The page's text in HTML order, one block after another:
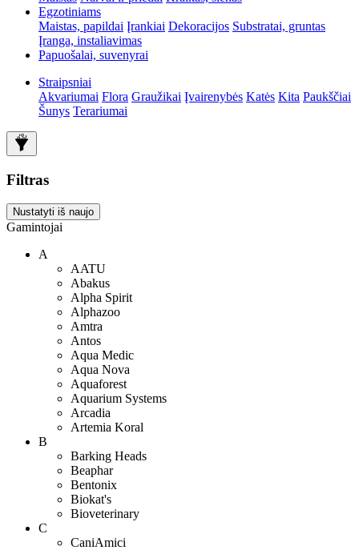
Egzotiniams
Maistas, papildai Įrankiai Dekoracijos Substratai, gruntas
Įranga, instaliavimas
Papuošalai, suvenyrai
Straipsniai
Akvariumai Flora Graužikai Įvairenybės Katės Kita Paukščiai
Šunys Terariumai
Filtras
Nustatyti iš naujo
Gamintojai
A
AATU
Abakus
Alpha Spirit
Alphazoo
Amtra
Antos
Aqua Medic
Aqua Nova
Aquaforest
Aquarium Systems
Arcadia
Artemia Koral
B
Barking Heads
Beaphar
Bentonix
Biokat's
Bioveterinary
C
CaniAmici